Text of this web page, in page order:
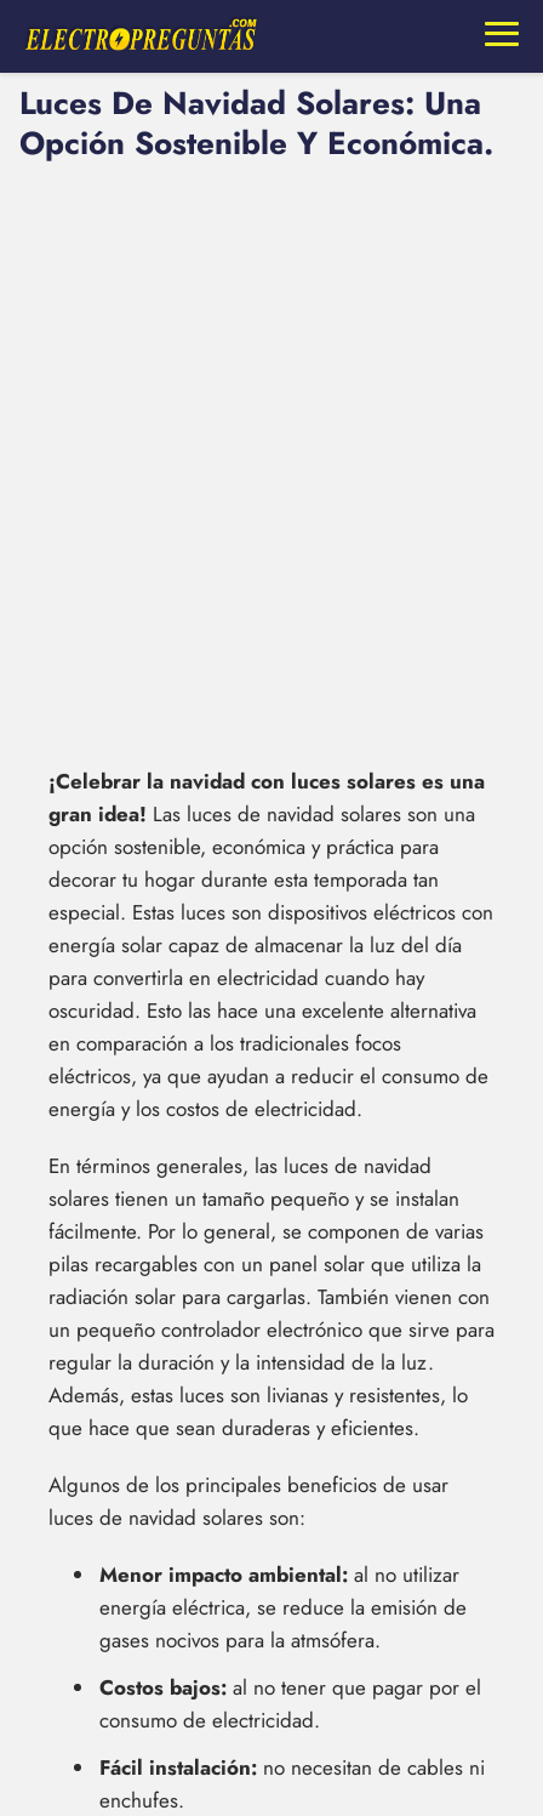
Luces De Navidad Solares: Una
Opción Sostenible Y Económica.
¡Celebrar la navidad con luces solares es una
gran idea! Las luces de navidad solares son una
opción sostenible, económica y práctica para
decorar tu hogar durante esta temporada tan
especial. Estas luces son dispositivos eléctricos con
energía solar capaz de almacenar la luz del día
para convertirla en electricidad cuando hay
oscuridad. Esto las hace una excelente alternativa
en comparación a los tradicionales focos
eléctricos, ya que ayudan a reducir el consumo de
energía y los costos de electricidad.
En términos generales, las luces de navidad
solares tienen un tamaño pequeño y se instalan
fácilmente. Por lo general, se componen de varias
pilas recargables con un panel solar que utiliza la
radiación solar para cargarlas. También vienen con
un pequeño controlador electrónico que sirve para
regular la duración y la intensidad de la luz.
Además, estas luces son livianas y resistentes, lo
que hace que sean duraderas y eficientes.
Algunos de los principales beneficios de usar
luces de navidad solares son:
Menor impacto ambiental: al no utilizar
energía eléctrica, se reduce la emisión de
gases nocivos para la atmsófera.
Costos bajos: al no tener que pagar por el
consumo de electricidad.
Fácil instalación: no necesitan de cables ni
enchufes.